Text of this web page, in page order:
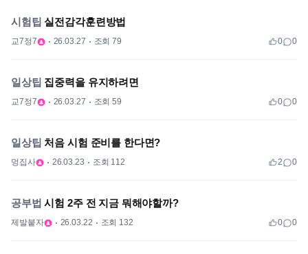
시험팁 실전감각훈련방법
교7정7 26.03.27 조회 79 0 0
일상팁 집중력을 유지하려면
교7정7 26.03.27 조회 59 0 0
일상팁 처음 시험 준비를 한다면?
멍집사 26.03.23 조회 112 2 0
공부법 시험 2주 전 지금 뭐해야할까?
제발붙자 26.03.22 조회 132 0 0